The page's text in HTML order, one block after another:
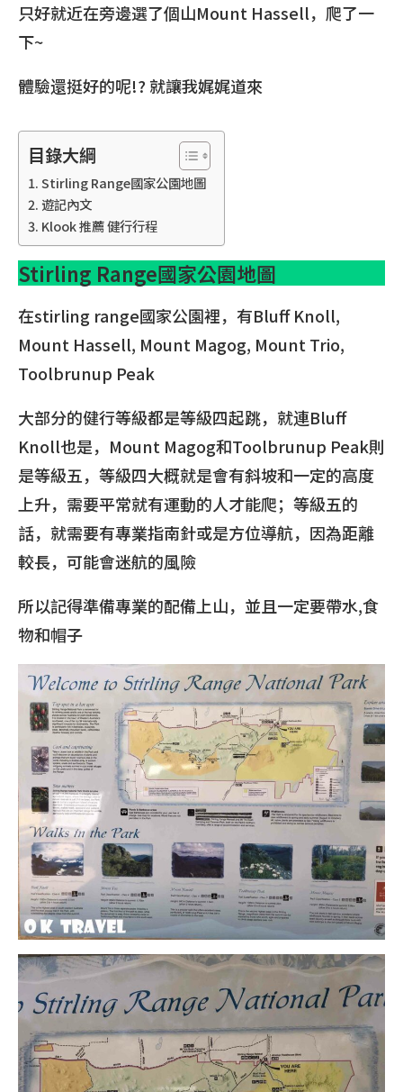
只好就近在旁邊選了個山Mount Hassell，爬了一
下~
體驗還挺好的呢!? 就讓我娓娓道來
目錄大綱
Stirling Range國家公園地圖
遊記內文
Klook 推薦 健行行程
Stirling Range國家公園地圖
在stirling range國家公園裡，有Bluff Knoll,
Mount Hassell, Mount Magog, Mount Trio,
Toolbrunup Peak
大部分的健行等級都是等級四起跳，就連Bluff
Knoll也是，Mount Magog和Toolbrunup Peak則
是等級五，等級四大概就是會有斜坡和一定的高度
上升，需要平常就有運動的人才能爬；等級五的
話，就需要有專業指南針或是方位導航，因為距離
較長，可能會迷航的風險
所以記得準備專業的配備上山，並且一定要帶水,食
物和帽子